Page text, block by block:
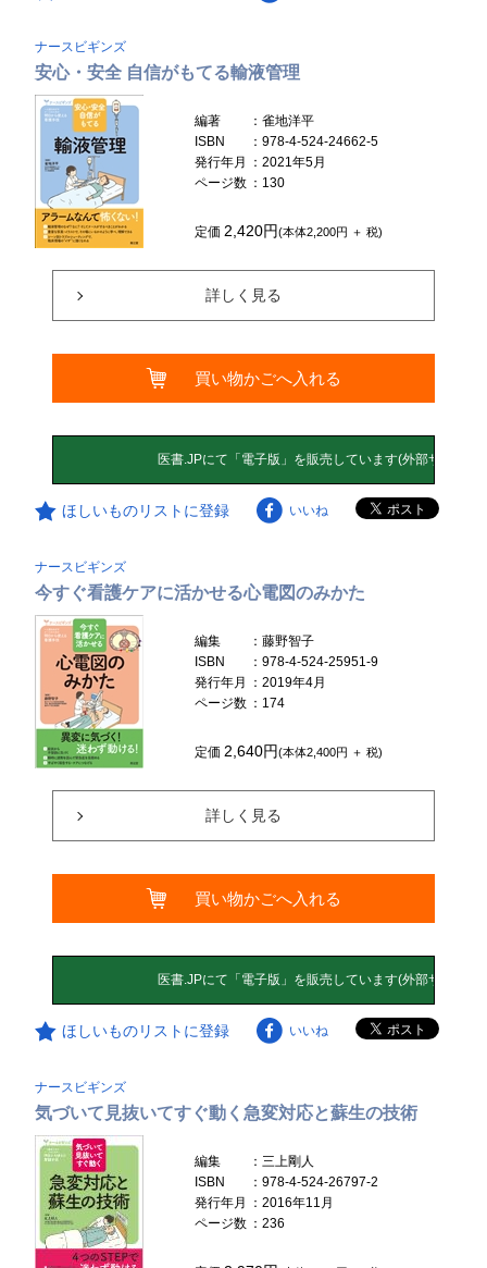
ナースビギンズ
安心・安全 自信がもてる輸液管理
編著
：雀地洋平
ISBN
：978-4-524-24662-5
発行年月
：2021年5月
ページ数 ：130
定価2,420円(本体2,200円 ＋ 税)
詳しく見る
買い物かごへ入れる
ほしいものリストに登録 いいね
ナースビギンズ
今すぐ看護ケアに活かせる心電図のみかた
編集
：藤野智子
ISBN
：978-4-524-25951-9
発行年月
：2019年4月
ページ数 ：174
定価2,640円(本体2,400円 ＋ 税)
詳しく見る
買い物かごへ入れる
ほしいものリストに登録 いいね
ナースビギンズ
気づいて見抜いてすぐ動く急変対応と蘇生の技術
編集
：三上剛人
ISBN
：978-4-524-26797-2
発行年月
：2016年11月
ページ数 ：236